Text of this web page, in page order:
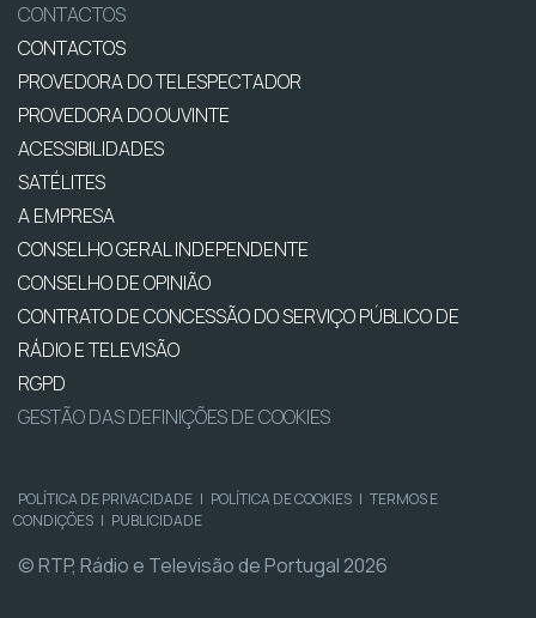
CONTACTOS
CONTACTOS
PROVEDORA DO TELESPECTADOR
PROVEDORA DO OUVINTE
ACESSIBILIDADES
SATÉLITES
A EMPRESA
CONSELHO GERAL INDEPENDENTE
CONSELHO DE OPINIÃO
CONTRATO DE CONCESSÃO DO SERVIÇO PÚBLICO DE
RÁDIO E TELEVISÃO
RGPD
GESTÃO DAS DEFINIÇÕES DE COOKIES
POLÍTICA DE PRIVACIDADE | POLÍTICA DE COOKIES | TERMOS E
CONDIÇÕES | PUBLICIDADE
© RTP, Rádio e Televisão de Portugal 2026